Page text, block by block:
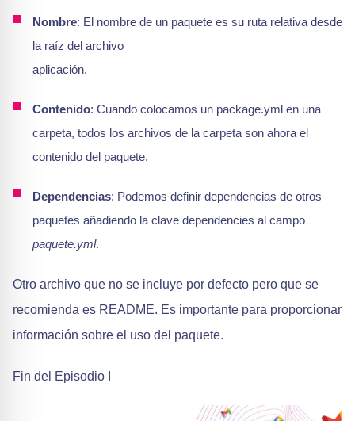
Nombre: El nombre de un paquete es su ruta relativa desde
la raíz del archivo
aplicación.
Contenido: Cuando colocamos un package.yml en una
carpeta, todos los archivos de la carpeta son ahora el
contenido del paquete.
Dependencias: Podemos definir dependencias de otros
paquetes añadiendo la clave dependencies al campo
paquete.yml.
Otro archivo que no se incluye por defecto pero que se
recomienda es README. Es importante para proporcionar
información sobre el uso del paquete.
Fin del Episodio I